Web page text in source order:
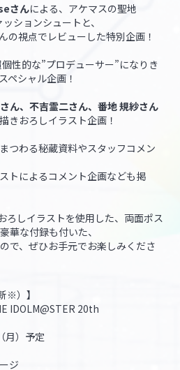
さんによる、アケマスの聖地
ションシュートと、
視点でレビューした特別企画！
性的な”プロデューサー”になりき
ペシャル企画！
ん、不吉霊二さん、番地 規紗さん
きおろしイラスト企画！
つわる秘蔵資料やスタッフコメン
トによるコメント企画なども掲
ろしイラストを使用した、両面ポス
華な付録も付いた、
で、ぜひお手元でお楽しみくださ
※）】
IDOLM@STER 20th
月）予定
ジ